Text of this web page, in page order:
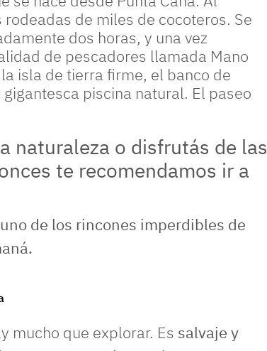
de miles de cocoteros. Se
dos horas, y una vez
de pescadores llamada Mano
isla de tierra firme, el banco de
piscina natural. El paseo
naturaleza o disfrutás de las
te recomendamos ir a
mucho que explorar. Es salvaje y